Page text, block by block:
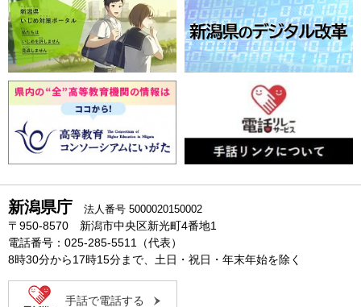
新潟県庁 法人番号 5000020150002
〒950-8570 新潟市中央区新光町4番地1
電話番号：025-285-5511（代表）
8時30分から17時15分まで、土日・祝日・年末年始を除く
手話で電話する